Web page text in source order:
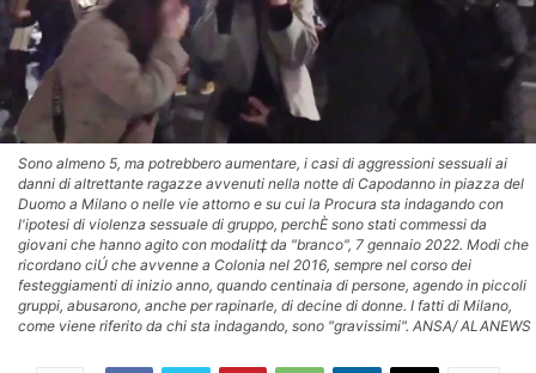
Sono almeno 5, ma potrebbero aumentare, i casi di aggressioni sessuali ai
danni di altrettante ragazze avvenuti nella notte di Capodanno in piazza del
Duomo a Milano o nelle vie attorno e su cui la Procura sta indagando con
l'ipotesi di violenza sessuale di gruppo, perchÈ sono stati commessi da
giovani che hanno agito con modalit‡ da "branco", 7 gennaio 2022. Modi che
ricordano ciÚ che avvenne a Colonia nel 2016, sempre nel corso dei
festeggiamenti di inizio anno, quando centinaia di persone, agendo in piccoli
gruppi, abusarono, anche per rapinarle, di decine di donne. I fatti di Milano,
come viene riferito da chi sta indagando, sono "gravissimi". ANSA/ ALANEWS